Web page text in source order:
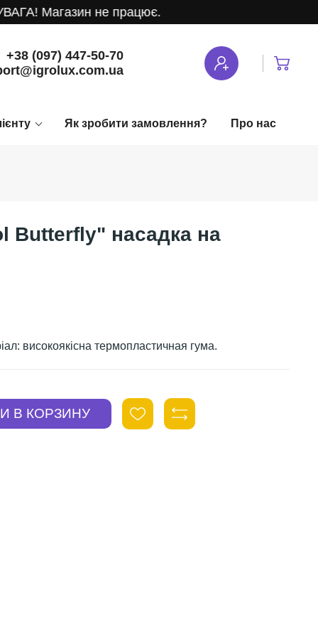
Магазин не працює.
+38 (097) 447-50-70
Як зробити замовлення? Про нас
Butterfly" насадка на
високоякісна термопластичная гума.